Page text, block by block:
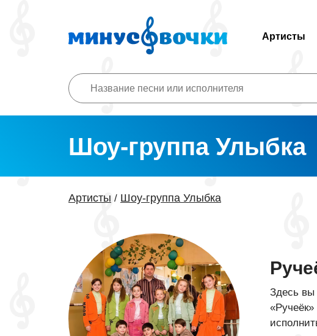
Артисты
Шоу-группа Улыбка
Артисты / Шоу-группа Улыбка
Здесь вы